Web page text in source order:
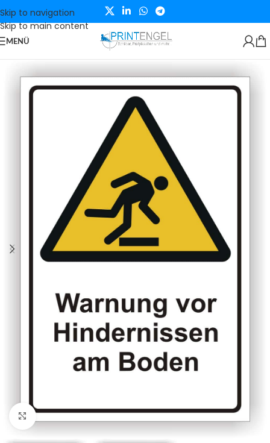
Skip to navigation
Skip to main content
MENÜ
Klicken zum Vergrößern